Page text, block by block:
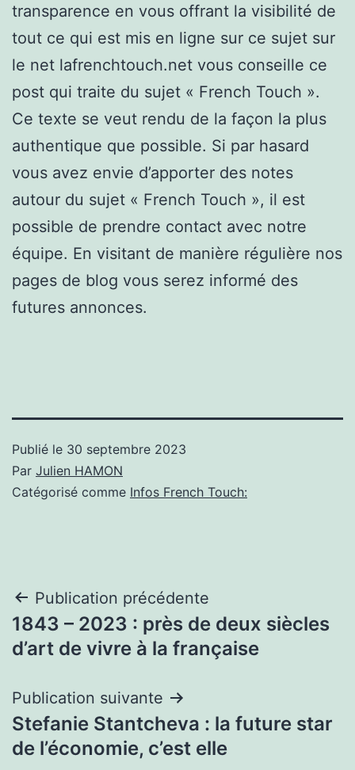
transparence en vous offrant la visibilité de
tout ce qui est mis en ligne sur ce sujet sur
le net lafrenchtouch.net vous conseille ce
post qui traite du sujet « French Touch ».
Ce texte se veut rendu de la façon la plus
authentique que possible. Si par hasard
vous avez envie d’apporter des notes
autour du sujet « French Touch », il est
possible de prendre contact avec notre
équipe. En visitant de manière régulière nos
pages de blog vous serez informé des
futures annonces.
Publié le 30 septembre 2023
Par Julien HAMON
Catégorisé comme Infos French Touch:
Navigation
de
Publication précédente
1843 – 2023 : près de deux siècles
d’art de vivre à la française
Publication suivante
Stefanie Stantcheva : la future star
de l’économie, c’est elle